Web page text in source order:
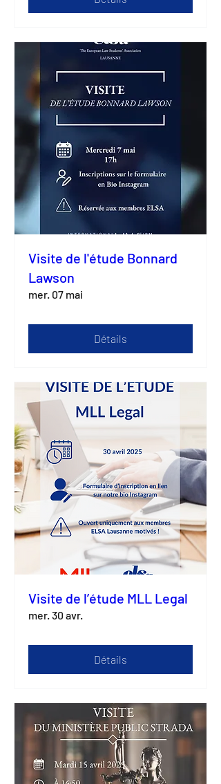
Visite de l'étude Bonnard
Lawson
mer. 07 mai
Détails
Visite de l’étude MLL Legal
mer. 30 avr.
Détails